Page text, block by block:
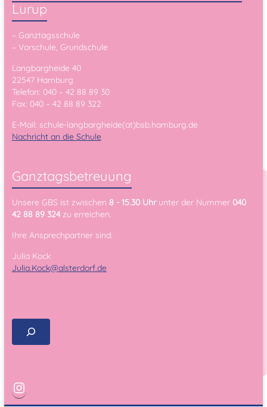
Lurup
– Ganztagsschule
– Vorschule, Grundschule
Langbargheide 40
22547 Hamburg
Telefon: 040 – 42 88 89 30
Fax: 040 – 42 88 89 322
E-Mail: schule-langbargheide(at)bsb.hamburg.de
Nachricht an die Schule
Ganztagsbetreuung
Unsere GBS ist zwischen 8 - 15.30 Uhrunter der Nummer 040
42 88 89 324zu erreichen.
Ihre Ansprechpartner sind:
Julia Kock
Julia.Kock@alsterdorf.de